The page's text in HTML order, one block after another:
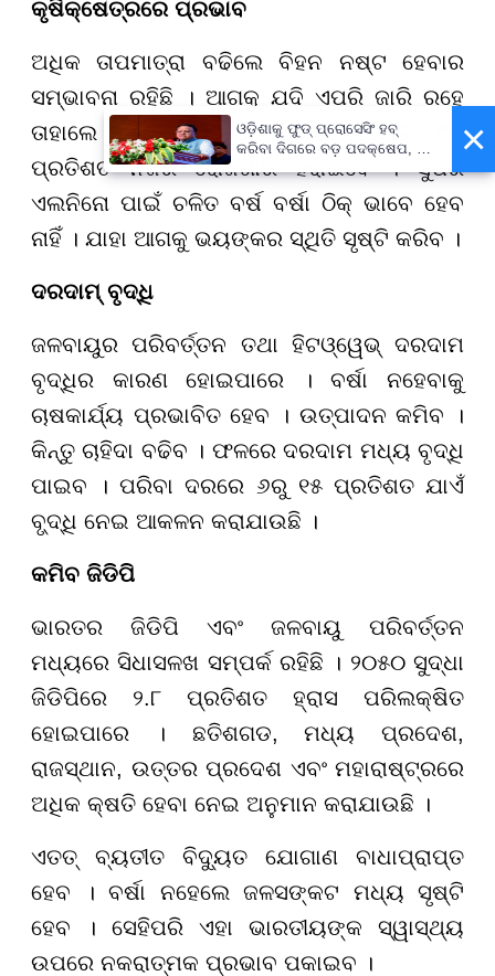
କୃଷିକ୍ଷେତ୍ରରେ ପ୍ରଭାବ
ଅଧିକ ତାପମାତ୍ରା ବଢିଲେ ବିହନ ନଷ୍ଟ ହେବାର
ସମ୍ଭାବନା ରହିଛି । ଆଗକୁ ଯଦି ଏପରି ଜାରି ରହେ
ତାହାଲେ କୃଷିକ୍ଷେତ୍ରରେ କାର୍ଯ୍ୟ କରୁଥିବା ୯୦
ପ୍ରତିଶତ ନିଜର ରୋଜଗାର ହରାଇବେ । ସୁପର
ଏଲନିନୋ ପାଇଁ ଚଳିତ ବର୍ଷ ବର୍ଷା ଠିକ୍ ଭାବେ ହେବ
ନାହିଁ । ଯାହା ଆଗକୁ ଭୟଙ୍କର ସ୍ଥିତି ସୃଷ୍ଟି କରିବ ।
ଦରଦାମ୍ ବୃଦ୍ଧି
ଜଳବାୟୁର ପରିବର୍ତ୍ତନ ତଥା ହିଟଓ୍ୱେଭ୍ ଦରଦାମ
ବୃଦ୍ଧିର କାରଣ ହୋଇପାରେ । ବର୍ଷା ନହେବାକୁ
ଚାଷକାର୍ଯ୍ୟ ପ୍ରଭାବିତ ହେବ । ଉତ୍ପାଦନ କମିବ ।
କିନ୍ତୁ ଚାହିଦା ବଢିବ । ଫଳରେ ଦରଦାମ ମଧ୍ୟ ବୃଦ୍ଧି
ପାଇବ । ପରିବା ଦରରେ ୬ରୁ ୧୫ ପ୍ରତିଶତ ଯାଏଁ
ବୃ୍ଦ୍ଧି ନେଇ ଆକଳନ କରାଯାଉଛି ।
କମିବ ଜିଡିପି
ଭାରତର ଜିଡିପି ଏବଂ ଜଳବାୟୁ ପରିବର୍ତ୍ତନ
ମଧ୍ୟରେ ସିଧାସଳଖ ସମ୍ପର୍କ ରହିଛି । ୨୦୫୦ ସୁଦ୍ଧା
ଜିଡିପିରେ ୨.୮ ପ୍ରତିଶତ ହ୍ରାସ ପରିଲକ୍ଷିତ
ହୋଇପାରେ । ଛତିଶଗଡ, ମଧ୍ୟ ପ୍ରଦେଶ,
ରାଜସ୍ଥାନ, ଉତ୍ତର ପ୍ରଦେଶ ଏବଂ ମହାରାଷ୍ଟ୍ରରେ
ଅଧିକ କ୍ଷତି ହେବା ନେଇ ଅନୁମାନ କରାଯାଉଛି ।
ଏତତ୍ ବ୍ୟତୀତ ବିଦ୍ୟୁତ ଯୋଗାଣ ବାଧାପ୍ରାପ୍ତ
ହେବ । ବର୍ଷା ନହେଲେ ଜଳସଙ୍କଟ ମଧ୍ୟ ସୃଷ୍ଟି
ହେବ । ସେହିପରି ଏହା ଭାରତୀୟଙ୍କ ସ୍ୱାସ୍ଥ୍ୟ
ଉପରେ ନକରାତ୍ମକ ପ୍ରଭାବ ପକାଇବ ।
×
ଓଡ଼ିଶାକୁ ଫୁଡ୍ ପ୍ରୋସେସିଂ ହବ୍
କରିବା ଦିଗରେ ବଡ଼ ପଦକ୍ଷେପ, ୪୨
ହଜାରରୁ ଅଧିକ ନିଯୁକ୍ତି ସୁଯୋଗ